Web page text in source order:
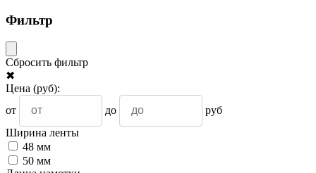
Фильтр
Сбросить фильтр
✖
Цена (руб):
от
до
руб
Ширина ленты
48 мм
50 мм